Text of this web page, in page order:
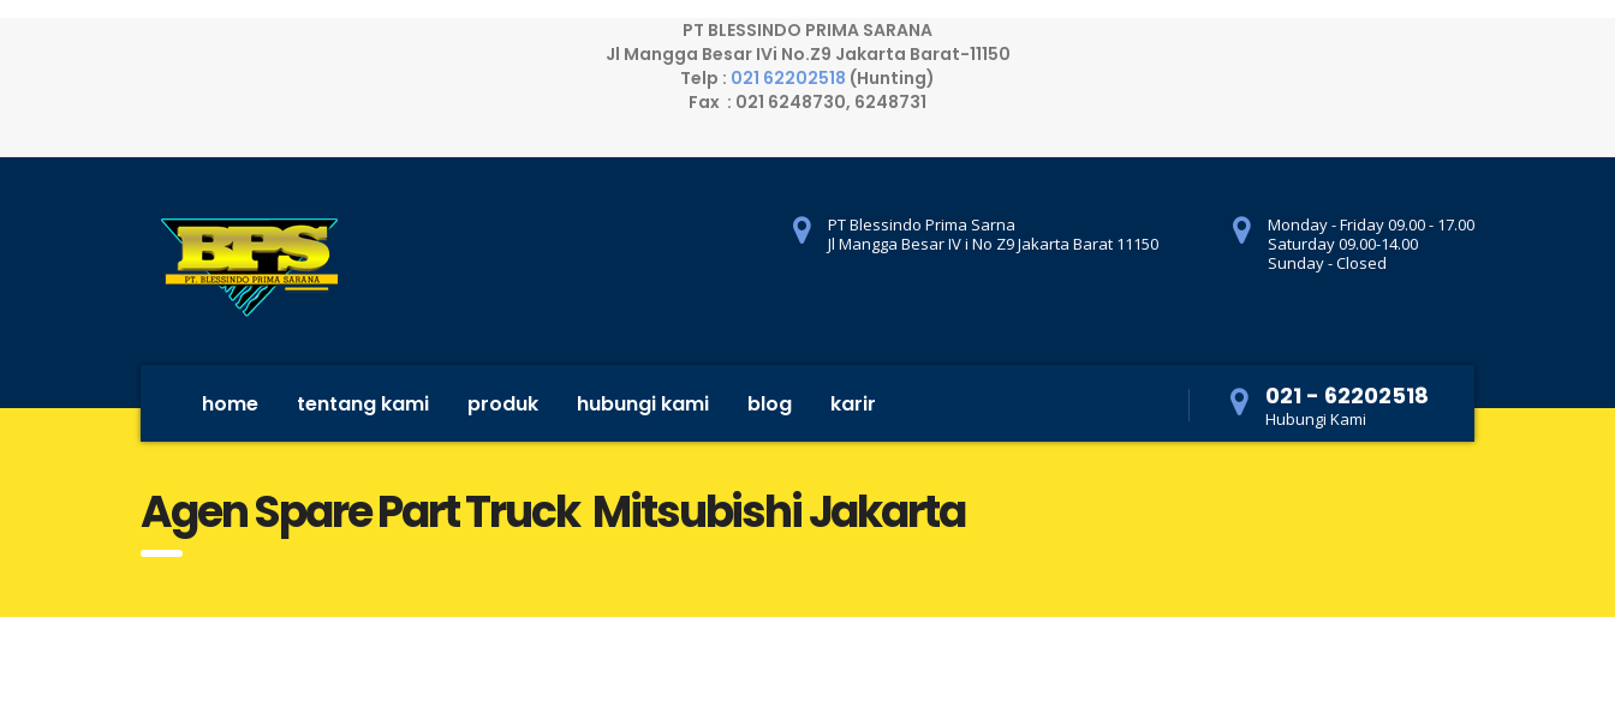
PT BLESSINDO PRIMA SARANA
Jl Mangga Besar IVi No.Z9 Jakarta Barat-11150
Telp : 021 62202518 (Hunting)
Fax : 021 6248730, 6248731
Monday - Friday 09.00 - 17.00
Saturday 09.00-14.00
Sunday - Closed
PT Blessindo Prima Sarna
Jl Mangga Besar IV i No Z9 Jakarta Barat 11150
home tentang kami produk hubungi kami blog karir 021 - 62202518
Hubungi Kami
Agen Spare Part Truck Mitsubishi Jakarta